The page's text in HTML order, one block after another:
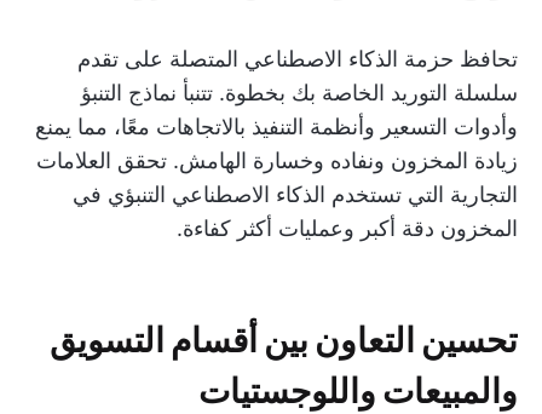
تحافظ حزمة الذكاء الاصطناعي المتصلة على تقدم
سلسلة التوريد الخاصة بك بخطوة. تتنبأ نماذج التنبؤ
وأدوات التسعير وأنظمة التنفيذ بالاتجاهات معًا، مما يمنع
زيادة المخزون ونفاده وخسارة الهامش. تحقق العلامات
التجارية التي تستخدم الذكاء الاصطناعي التنبؤي في
المخزون دقة أكبر وعمليات أكثر كفاءة.
تحسين التعاون بين أقسام التسويق
والمبيعات واللوجستيات